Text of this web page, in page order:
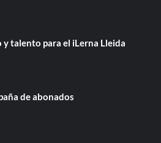
talento para el iLerna Lleida
de abonados